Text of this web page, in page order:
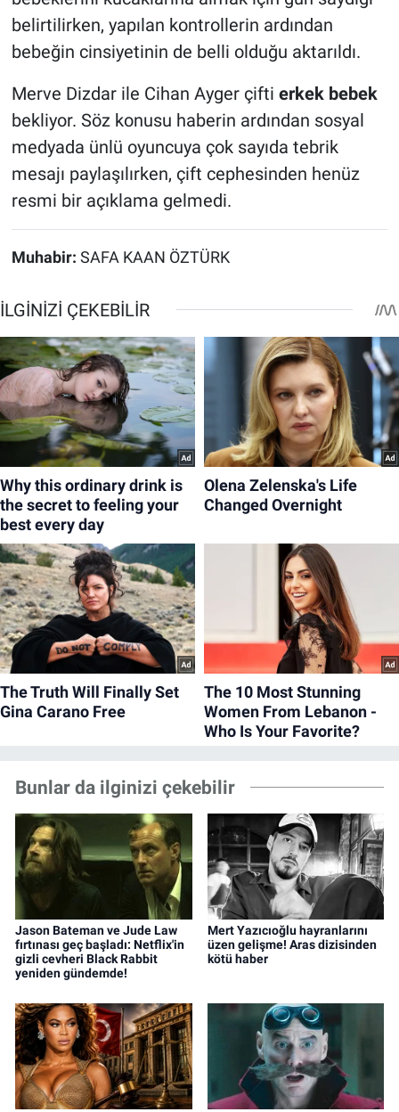
belirtilirken, yapılan kontrollerin ardından
bebeğin cinsiyetinin de belli olduğu aktarıldı.
Merve Dizdar ile Cihan Ayger çifti erkek bebek
bekliyor. Söz konusu haberin ardından sosyal
medyada ünlü oyuncuya çok sayıda tebrik
mesajı paylaşılırken, çift cephesinden henüz
resmi bir açıklama gelmedi.
Muhabir: SAFA KAAN ÖZTÜRK
Bunlar da ilginizi çekebilir
Jason Bateman ve Jude Law
fırtınası geç başladı: Netflix'in
gizli cevheri Black Rabbit
yeniden gündemde!
Mert Yazıcıoğlu hayranlarını
üzen gelişme! Aras dizisinden
kötü haber